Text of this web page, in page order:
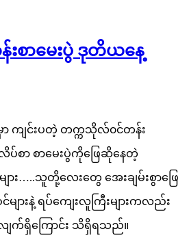
စာမေးပွဲ ဒုတိယနေ့
မှာ ကျင်းပတဲ့ တက္ကသိုလ်၀င်တန်း
ပ်စာ စာမေးပွဲကိုဖြေဆိုနေတဲ့
ျား…..သူတို့လေးတွေ အေးချမ်းစွာဖြေ
ျားနဲ့ ရပ်ကျေးလူကြီးများကလည်း
လျက်ရှိကြောင်း သိရှိရသည်။